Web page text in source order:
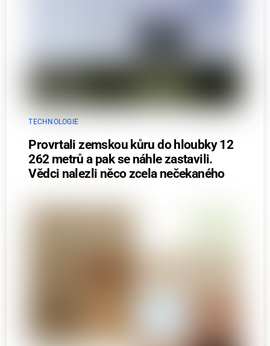
TECHNOLOGIE
Provrtali zemskou kůru do hloubky 12
262 metrů a pak se náhle zastavili.
Vědci nalezli něco zcela nečekaného